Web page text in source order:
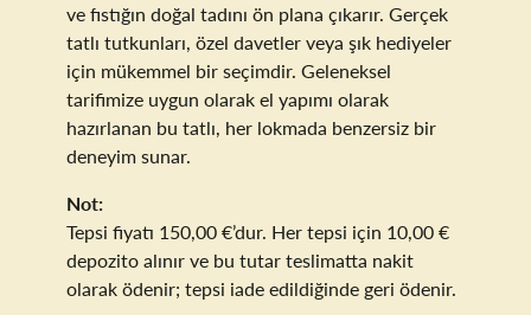
ve fıstığın doğal tadını ön plana çıkarır. Gerçek
tatlı tutkunları, özel davetler veya şık hediyeler
için mükemmel bir seçimdir. Geleneksel
tarifimize uygun olarak el yapımı olarak
hazırlanan bu tatlı, her lokmada benzersiz bir
deneyim sunar.
Not:
Tepsi fiyatı 150,00 €’dur. Her tepsi için 10,00 €
depozito alınır ve bu tutar teslimatta nakit
olarak ödenir; tepsi iade edildiğinde geri ödenir.